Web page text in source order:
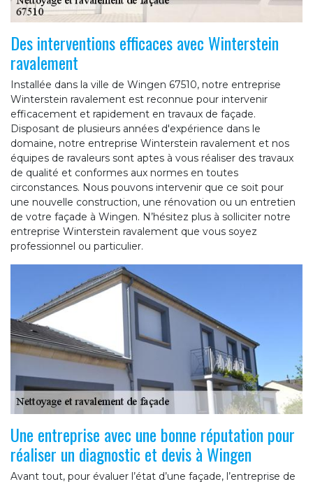
Des interventions efficaces avec Winterstein
ravalement
Installée dans la ville de Wingen 67510, notre entreprise
Winterstein ravalement est reconnue pour intervenir
efficacement et rapidement en travaux de façade.
Disposant de plusieurs années d'expérience dans le
domaine, notre entreprise Winterstein ravalement et nos
équipes de ravaleurs sont aptes à vous réaliser des travaux
de qualité et conformes aux normes en toutes
circonstances. Nous pouvons intervenir que ce soit pour
une nouvelle construction, une rénovation ou un entretien
de votre façade à Wingen. N’hésitez plus à solliciter notre
entreprise Winterstein ravalement que vous soyez
professionnel ou particulier.
Une entreprise avec une bonne réputation pour
réaliser un diagnostic et devis à Wingen
Avant tout, pour évaluer l’état d’une façade, l’entreprise de